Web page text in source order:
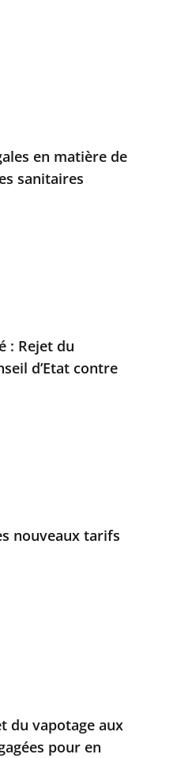
en matière de
sanitaires
: Rejet du
d’Etat contre
nouveaux tarifs
du vapotage aux
pour en